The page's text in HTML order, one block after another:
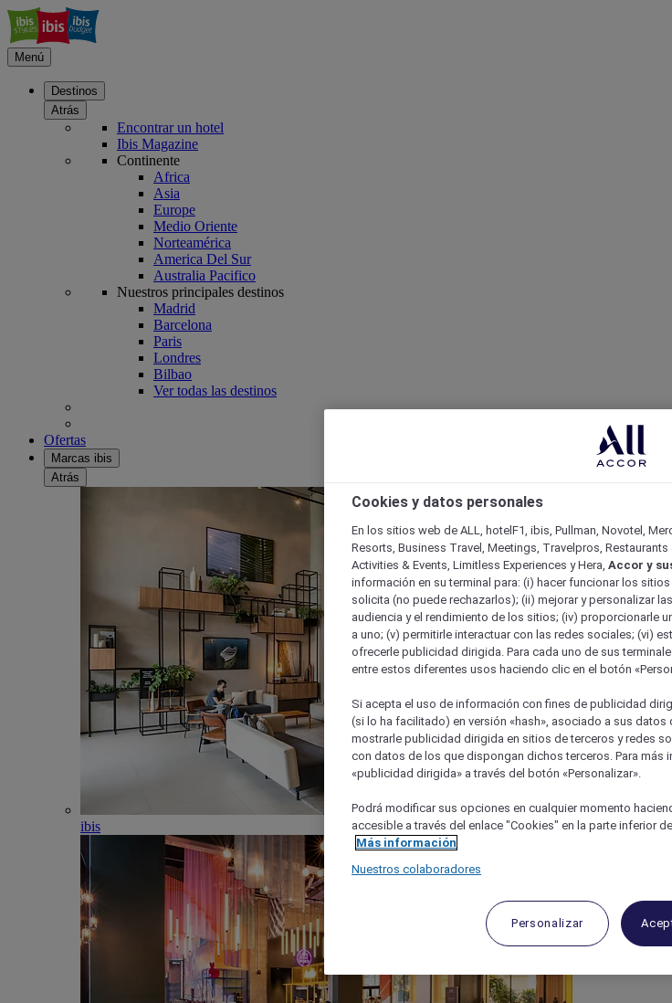
Menú
Destinos
Atrás
Encontrar un hotel
Ibis Magazine
Continente
Africa
Asia
Europe
Medio Oriente
Norteamérica
America Del Sur
Australia Pacifico
Nuestros principales destinos
Madrid
Barcelona
Paris
Londres
Bilbao
Ver todas las destinos
Ofertas
Marcas ibis
Atrás
ibis
Cookies y datos personales
En los sitios web de ALL, hotelF1, ibis, Pullman, Novotel,
Resorts, Business Travel, Meetings, Travelpros,
Activities & Events, Limitless Experiences y Hera, Accor y
información en su terminal para: (i) hacer funcionar los
solicita (no puede rechazarlos); (ii) mejorar y personalizar
audiencia y el rendimiento de los sitios; (iv) proporcionarle
a uno; (v) permitirle interactuar con las redes sociales; (vi)
ofrecerle publicidad dirigida. Para cada uno de sus
entre estos diferentes usos haciendo clic en el botón
Si acepta el uso de información con fines de publicidad
(si lo ha facilitado) en versión «hash», asociado a sus datos
mostrarle publicidad dirigida en sitios de terceros y redes
con datos de los que dispongan dichos terceros. Para más
«publicidad dirigida» a través del botón «Personalizar».
Podrá modificar sus opciones en cualquier momento
accesible a través del enlace "Cookies" en la parte inferior
Más información
Nuestros colaboradores
Personalizar